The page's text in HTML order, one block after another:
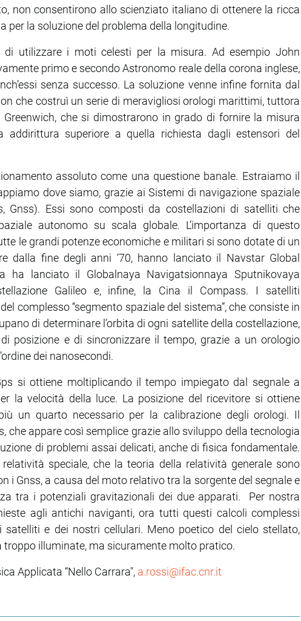
non consentirono allo scienziato italiano di ottenere la ricca
per la soluzione del problema della longitudine.
di utilizzare i moti celesti per la misura. Ad esempio John
primo e secondo Astronomo reale della corona inglese,
senza successo. La soluzione venne infine fornita dal
che costruì un serie di meravigliosi orologi marittimi, tuttora
Greenwich, che si dimostrarono in grado di fornire la misura
addirittura superiore a quella richiesta dagli estensori del
assoluto come una questione banale. Estraiamo il
dove siamo, grazie ai Sistemi di navigazione spaziale
Gnss). Essi sono composti da costellazioni di satelliti che
autonomo su scala globale. L’importanza di questo
le grandi potenze economiche e militari si sono dotate di un
dalla fine degli anni ‘70, hanno lanciato il Navstar Global
ha lanciato il Globalnaya Navigatsionnaya Sputnikovaya
Galileo e, infine, la Cina il Compass. I satelliti
complesso “segmento spaziale del sistema”, che consiste in
di determinare l’orbita di ogni satellite della costellazione,
posizione e di sincronizzare il tempo, grazie a un orologio
dei nanosecondi.
si ottiene moltiplicando il tempo impiegato dal segnale a
la velocità della luce. La posizione del ricevitore si ottiene
un quarto necessario per la calibrazione degli orologi. Il
che appare così semplice grazie allo sviluppo della tecnologia
di problemi assai delicati, anche di fisica fondamentale.
speciale, che la teoria della relatività generale sono
i Gnss, a causa del moto relativo tra la sorgente del segnale e
tra i potenziali gravitazionali dei due apparati. Per nostra
agli antichi naviganti, ora tutti questi calcoli complessi
e dei nostri cellulari. Meno poetico del cielo stellato,
illuminate, ma sicuramente molto pratico.
Applicata “Nello Carrara", a.rossi@ifac.cnr.it